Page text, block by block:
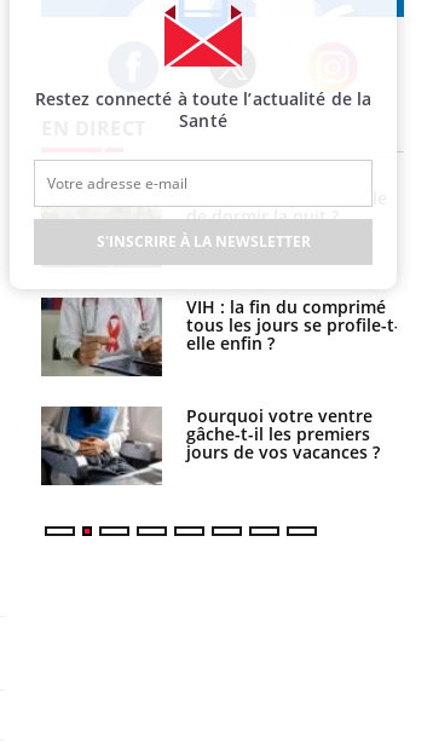
Facebook Twitter Instagram
de dormir la nuit ?
VIH : la fin du comprimé
tous les jours se profile-t-
elle enfin ?
Pourquoi votre ventre
gâche-t-il les premiers
jours de vos vacances ?
Restez connecté à toute l’actualité de la
Santé
S'INSCRIRE À LA NEWSLETTER